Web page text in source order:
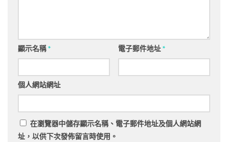
顯示名稱* 電子郵件地址*
個人網站網址
在瀏覽器中儲存顯示名稱、電子郵件地址及個人網站網
址，以供下次發佈留言時使用。